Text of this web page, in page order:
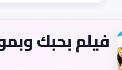
فيلم بحبك